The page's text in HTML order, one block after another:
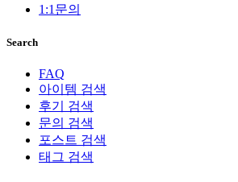
1:1문의
Search
FAQ
아이템 검색
후기 검색
문의 검색
포스트 검색
태그 검색